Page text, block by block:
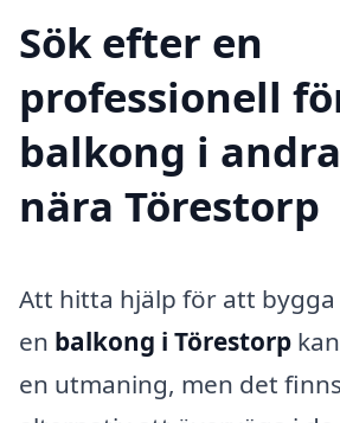
Sök efter en
professionell
balkong i
nära Törestorp
Att hitta hjälp för att
en balkong i Törestorp
en utmaning, men det